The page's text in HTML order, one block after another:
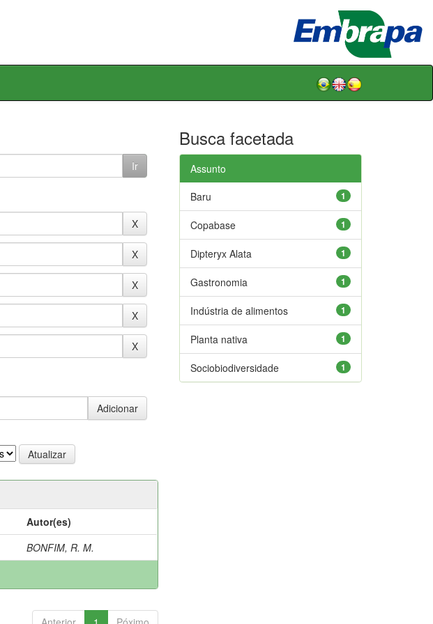
Autor(es)
BONFIM, R. M.
Busca facetada
Assunto
1
Baru
1
Copabase
1
Dipteryx Alata
1
Gastronomia
1
Indústria de alimentos
1
Planta nativa
1
Sociobiodiversidade